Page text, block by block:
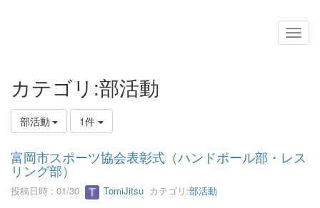
カテゴリ:部活動
部活動 1件
富岡市スポーツ協会表彰式（ハンドボール部・レス
リング部）
投稿日時 : 01/30 TomiJitsu カテゴリ:部活動